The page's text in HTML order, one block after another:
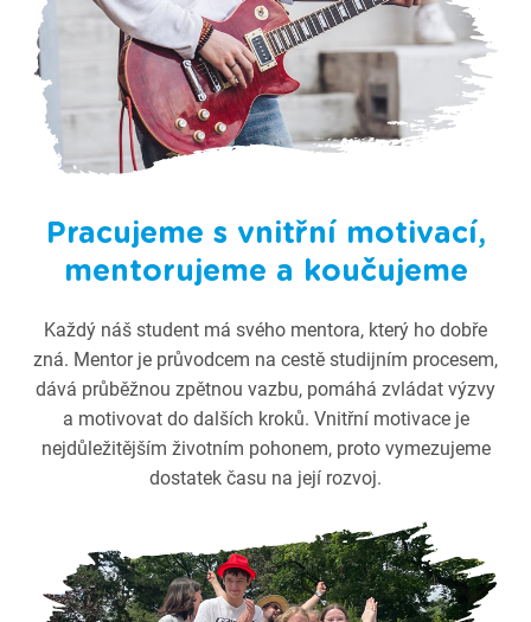
Pracujeme s vnitřní motivací,
mentorujeme a koučujeme
Každý náš student má svého mentora, který ho dobře
zná. Mentor je průvodcem na cestě studijním procesem,
dává průběžnou zpětnou vazbu, pomáhá zvládat výzvy
a motivovat do dalších kroků. Vnitřní motivace je
nejdůležitějším životním pohonem, proto vymezujeme
dostatek času na její rozvoj.